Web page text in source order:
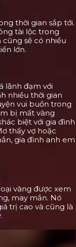
thời gian sắp tới.
tài lộc trong
cũng sẽ có nhiều
lớn.
lãnh đạm với
nhiều thời gian
vui buồn trong
bị mất vàng
biệt với gia đình
thấy vợ hoặc
gia đình anh em
vàng được xem
may mắn. Nó
trị cao và cũng là